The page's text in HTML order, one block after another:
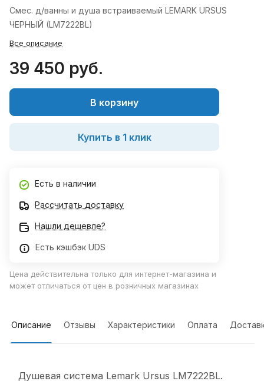
Смес. д/ванны и душа встраиваемый LEMARK URSUS
ЧЕРНЫЙ (LM7222BL)
Все описание
39 450 руб.
В корзину
Купить в 1 клик
Есть в наличии
Рассчитать доставку
Нашли дешевле?
Есть кэшбэк UDS
Цена действительна только для интернет-магазина и
может отличаться от цен в розничных магазинах
Описание Отзывы Характеристики Оплата
Душевая система Lemark Ursus LM7222BL.